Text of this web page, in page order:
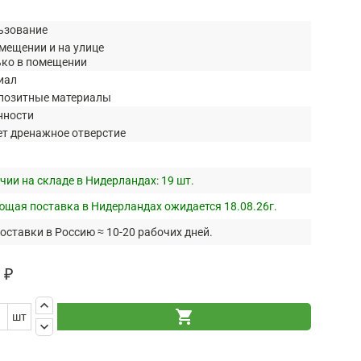
и на улице
в помещении
материалы
дренажное отверстие
на складе в Нидерландах: 19 шт.
поставка в Нидерландах ожидается 18.08.26г.
в Россию ≈ 10-20 рабочих дней.
₽
шт
keyboard_arrow_up
keyboard_arrow_down
shopping_cart